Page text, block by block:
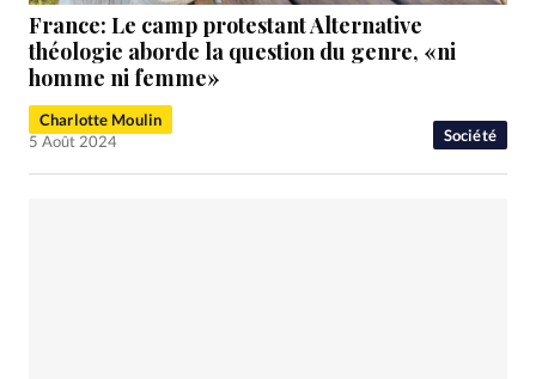
Société
France: Le camp protestant Alternative
théologie aborde la question du genre, «ni
homme ni femme»
Charlotte Moulin
5 Août 2024